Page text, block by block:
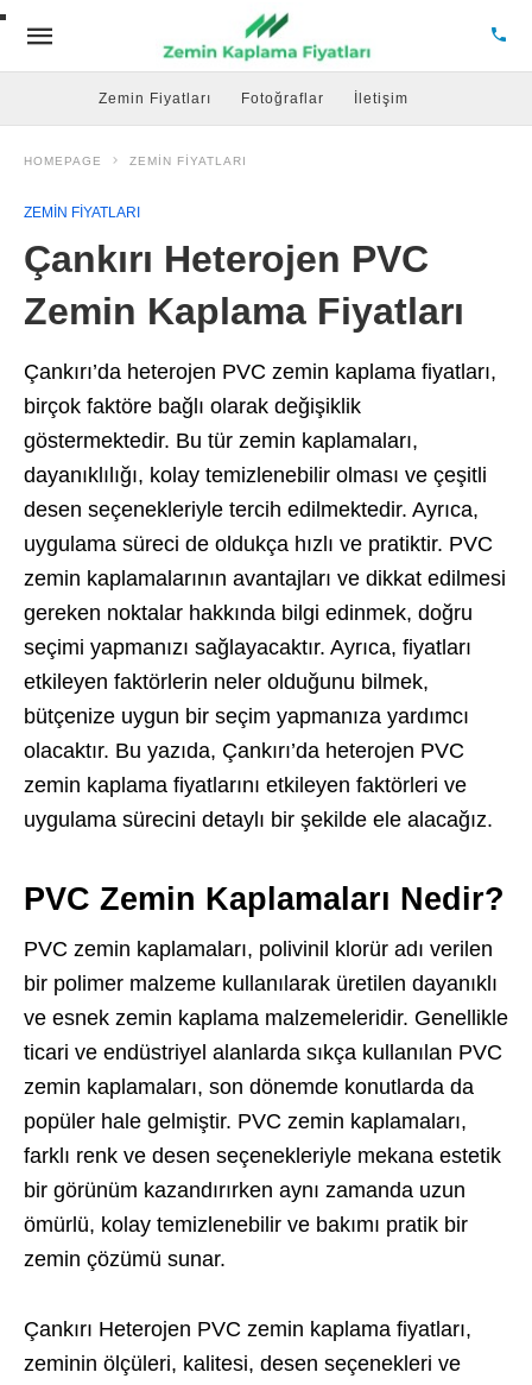
Zemin Fiyatları Fotoğraflar İletişim
HOMEPAGE ZEMIN FIYATLARI
ZEMIN FIYATLARI
Çankırı Heterojen PVC
Zemin Kaplama Fiyatları
Çankırı’da heterojen PVC zemin kaplama fiyatları,
birçok faktöre bağlı olarak değişiklik
göstermektedir. Bu tür zemin kaplamaları,
dayanıklılığı, kolay temizlenebilir olması ve çeşitli
desen seçenekleriyle tercih edilmektedir. Ayrıca,
uygulama süreci de oldukça hızlı ve pratiktir. PVC
zemin kaplamalarının avantajları ve dikkat edilmesi
gereken noktalar hakkında bilgi edinmek, doğru
seçimi yapmanızı sağlayacaktır. Ayrıca, fiyatları
etkileyen faktörlerin neler olduğunu bilmek,
bütçenize uygun bir seçim yapmanıza yardımcı
olacaktır. Bu yazıda, Çankırı’da heterojen PVC
zemin kaplama fiyatlarını etkileyen faktörleri ve
uygulama sürecini detaylı bir şekilde ele alacağız.
PVC Zemin Kaplamaları Nedir?
PVC zemin kaplamaları, polivinil klorür adı verilen
bir polimer malzeme kullanılarak üretilen dayanıklı
ve esnek zemin kaplama malzemeleridir. Genellikle
ticari ve endüstriyel alanlarda sıkça kullanılan PVC
zemin kaplamaları, son dönemde konutlarda da
popüler hale gelmiştir. PVC zemin kaplamaları,
farklı renk ve desen seçenekleriyle mekana estetik
bir görünüm kazandırırken aynı zamanda uzun
ömürlü, kolay temizlenebilir ve bakımı pratik bir
zemin çözümü sunar.
Çankırı Heterojen PVC zemin kaplama fiyatları,
zeminin ölçüleri, kalitesi, desen seçenekleri ve